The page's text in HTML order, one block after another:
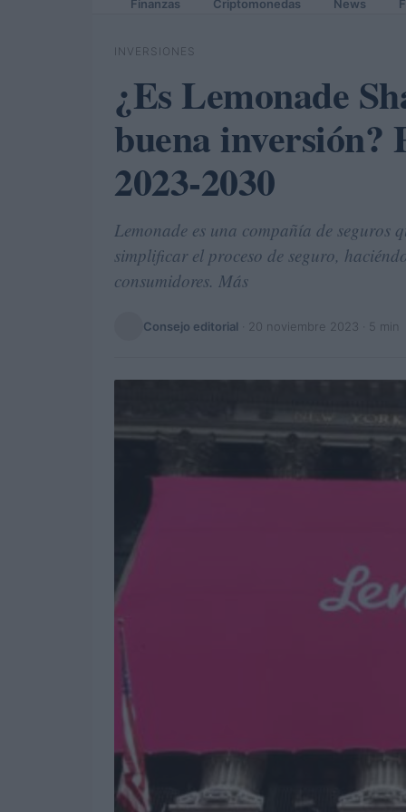
Finanzas Criptomonedas News
INVERSIONES
¿Es Lemonade
buena inversión?
2023-2030
Lemonade es una compañía de
simplificar el proceso de seguro,
consumidores. Más
Consejo editorial 20 noviembre 2023 · 5 min